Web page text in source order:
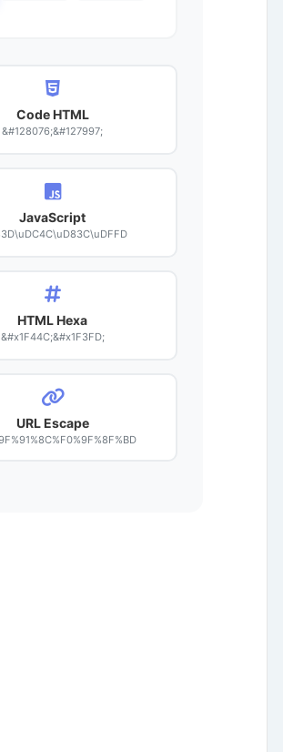
Code HTML
&#128076;&#127997;
JavaScript
HTML Hexa
&#x1F44C;&#x1F3FD;
URL Escape